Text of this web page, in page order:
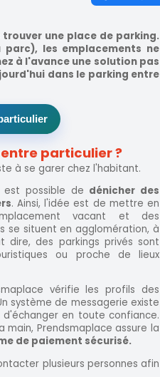
une place de parking.
les emplacements ne
à l'avance une solution pas
dans le parking entre
particulier ?
à se garer chez l'habitant.
possible de dénicher des
. Ainsi, l'idée est de mettre en
vacant et des
se situent en agglomération, à
dire, des parkings privés sont
ou proche de lieux
vérifie les profils des
système de messagerie existe
en toute confiance.
Prendsmaplace assure la
de paiement sécurisé.
plusieurs personnes afin